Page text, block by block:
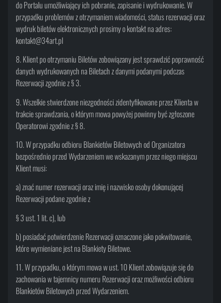
do Portalu umożliwiający ich pobranie, zapisanie i wydrukowanie. W
przypadku problemów z otrzymaniem wiadomości, status rezerwacji oraz
wydruk biletów elektronicznych prosimy o kontakt na adres:
kontakt@34art.pl
8. Klient po otrzymaniu Biletów zobowiązany jest sprawdzić poprawność
danych wydrukowanych na Biletach z danymi podanymi podczas
Rezerwacji zgodnie z § 3.
9. Wszelkie stwierdzone niezgodności zidentyfikowane przez Klienta w
trakcie sprawdzania, o którym mowa powyżej powinny być zgłoszone
Operatorowi zgodnie z § 8.
10. W przypadku odbioru Blankietów Biletowych od Organizatora
bezpośrednio przed Wydarzeniem we wskazanym przez niego miejscu
Klient musi:
a) znać numer rezerwacji oraz imię i nazwisko osoby dokonującej
Rezerwacji podane zgodnie z
§ 3 ust. 1 lit. c), lub
b) posiadać potwierdzenie Rezerwacji oznaczone jako pokwitowanie,
które wymieniane jest na Blankiety Biletowe.
11. W przypadku, o którym mowa w ust. 10 Klient zobowiązuje się do
zachowania w tajemnicy numeru Rezerwacji oraz możliwości odbioru
Blankietów Biletowych przed Wydarzeniem.